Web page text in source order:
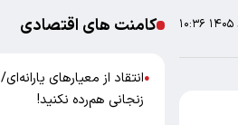
کامنت های اقتصادی
●انتقاد از معیارهای
زنجانی هم‌رده نکنید!